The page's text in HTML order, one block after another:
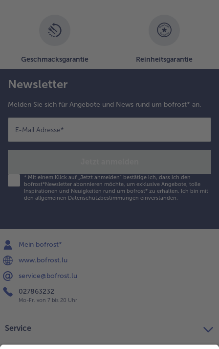
Geschmacksgarantie Reinheitsgarantie
Newsletter
Melden Sie sich für Angebote und News rund um bofrost* an.
E-Mail Adresse*
* Mit einem Klick auf „Jetzt anmelden" bestätige ich, dass ich den
bofrost*Newsletter abonnieren möchte, um exklusive Angebote, tolle
Inspirationen und Neuigkeiten rund um bofrost* zu erhalten. Ich bin mit
den allgemeinen Datenschutzbestimmungen einverstanden.
Mein bofrost*
www.bofrost.lu
service@bofrost.lu
027863232
Mo-Fr. von 7 bis 20 Uhr
Service